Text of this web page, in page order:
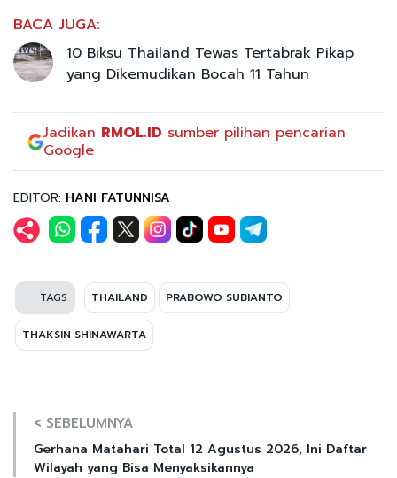
BACA JUGA:
10 Biksu Thailand Tewas Tertabrak Pikap
yang Dikemudikan Bocah 11 Tahun
Jadikan RMOL.ID sumber pilihan pencarian
Google
EDITOR: HANI FATUNNISA
TAGS THAILAND PRABOWO SUBIANTO
THAKSIN SHINAWARTA
< SEBELUMNYA
Gerhana Matahari Total 12 Agustus 2026, Ini Daftar
Wilayah yang Bisa Menyaksikannya